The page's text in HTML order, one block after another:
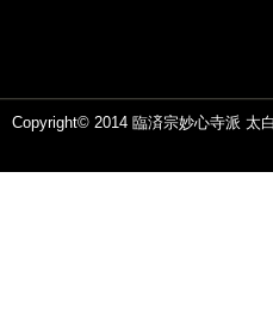
Copyright© 2014 臨済宗妙心寺派 太